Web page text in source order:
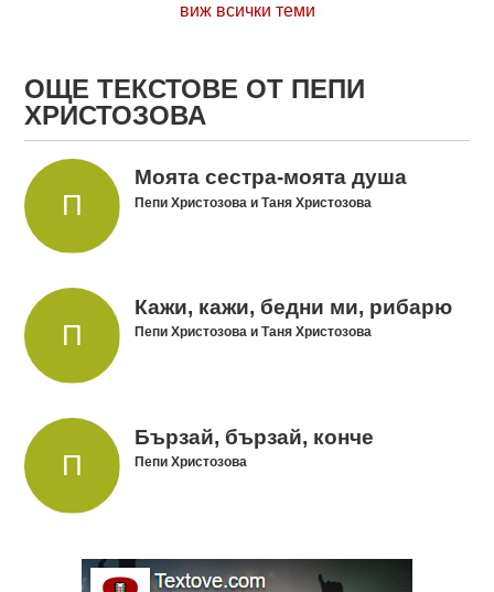
виж всички теми
ОЩЕ ТЕКСТОВЕ ОТ ПЕПИ
ХРИСТОЗОВА
Моята сестра-моята душа
Пепи Христозова и Таня Христозова
Кажи, кажи, бедни ми, рибарю
Пепи Христозова и Таня Христозова
Бързай, бързай, конче
Пепи Христозова